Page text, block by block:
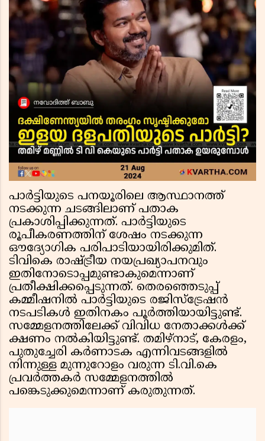
പാർട്ടിയുടെ പനയൂരിലെ ആസ്ഥാനത്ത്
നടക്കുന്ന ചടങ്ങിലാണ് പതാക
പ്രകാശിപ്പിക്കുന്നത്. പാർട്ടിയുടെ
രൂപീകരണത്തിന് ശേഷം നടക്കുന്ന
ഔദ്യോഗിക പരിപാടിയായിരിക്കുമിത്.
ടിവികെ രാഷ്ട്രീയ നയപ്രഖ്യാപനവും
ഇതിനോടൊപ്പമുണ്ടാകുമെന്നാണ്
പ്രതീക്ഷിക്കപ്പെടുന്നത്. തെരഞ്ഞെടുപ്പ്
കമ്മീഷനിൽ പാർട്ടിയുടെ രജിസ്ട്രേഷൻ
നടപടികൾ ഇതിനകം പൂർത്തിയായിട്ടുണ്ട്.
സമ്മേളനത്തിലേക്ക് വിവിധ നേതാക്കൾക്ക്
ക്ഷണം നൽകിയിട്ടുണ്ട്. തമിഴ്നാട്, കേരളം,
പുതുച്ചേരി കർണാടക എന്നിവടങ്ങളിൽ
നിന്നുള്ള മുന്നുറോളം വരുന്ന ടി.വി.കെ
പ്രവർത്തകർ സമ്മേളനത്തിൽ
പങ്കെടുക്കുമെന്നാണ് കരുതുന്നത്.